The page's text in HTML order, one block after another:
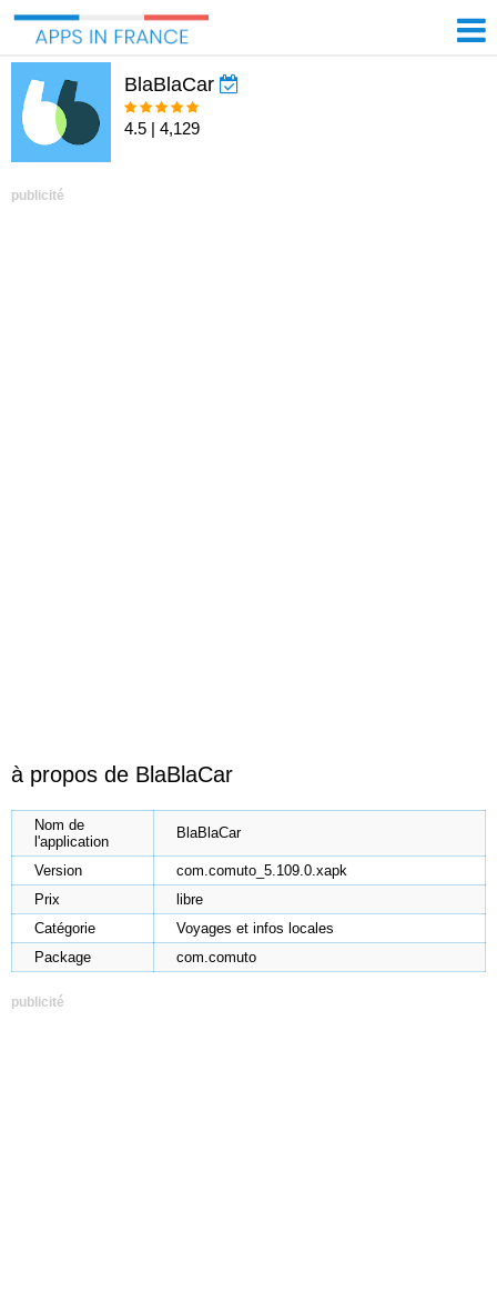
BlaBlaCar
4.5 | 4,129
publicité
à propos de BlaBlaCar
Nom de
l'application
BlaBlaCar
Version
com.comuto_5.109.0.xapk
Prix
libre
Catégorie
Voyages et infos locales
Package
com.comuto
publicité